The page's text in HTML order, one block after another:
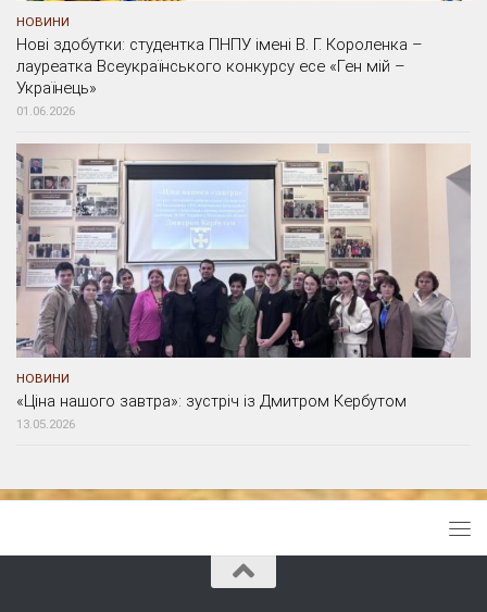
НОВИНИ
Нові здобутки: студентка ПНПУ імені В. Г. Короленка –
лауреатка Всеукраїнського конкурсу есе «Ген мій –
Українець»
01.06.2026
НОВИНИ
«Ціна нашого завтра»: зустріч із Дмитром Кербутом
13.05.2026